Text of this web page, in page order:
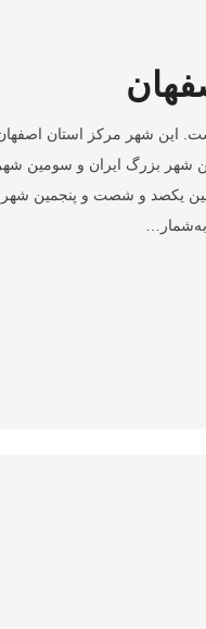
این شهر مرکز استان اصفهان
شهر بزرگ ایران و سومین
یکصد و شصت و پنجمین